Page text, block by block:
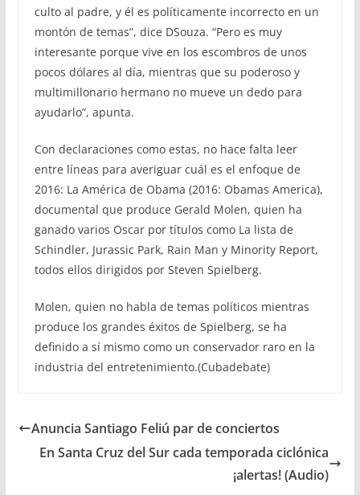
culto al padre, y él es políticamente incorrecto en un
montón de temas”, dice DSouza. “Pero es muy
interesante porque vive en los escombros de unos
pocos dólares al día, mientras que su poderoso y
multimillonario hermano no mueve un dedo para
ayudarlo”, apunta.
Con declaraciones como estas, no hace falta leer
entre líneas para averiguar cuál es el enfoque de
2016: La América de Obama (2016: Obamas America),
documental que produce Gerald Molen, quien ha
ganado varios Oscar por títulos como La lista de
Schindler, Jurassic Park, Rain Man y Minority Report,
todos ellos dirigidos por Steven Spielberg.
Molen, quien no habla de temas políticos mientras
produce los grandes éxitos de Spielberg, se ha
definido a sí mismo como un conservador raro en la
industria del entretenimiento.(Cubadebate)
Anuncia Santiago Feliú par de conciertos
En Santa Cruz del Sur cada temporada ciclónica
¡alertas! (Audio)